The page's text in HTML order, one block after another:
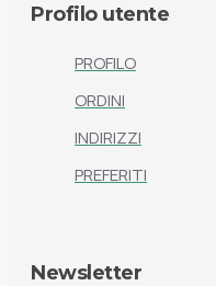
Profilo utente
PROFILO
ORDINI
INDIRIZZI
PREFERITI
Newsletter